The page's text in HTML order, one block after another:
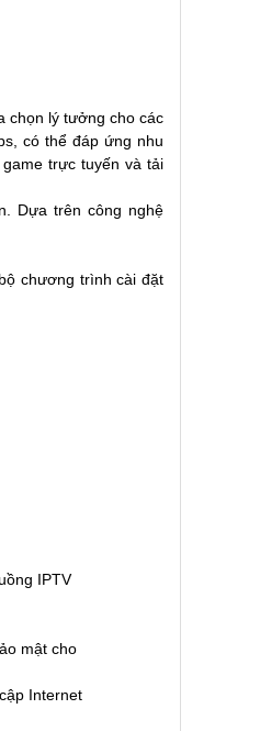
chọn lý tưởng cho các
có thể đáp ứng nhu
trực tuyến và tải
Dựa trên công nghệ
chương trình cài đặt
IPTV
mật cho
Internet